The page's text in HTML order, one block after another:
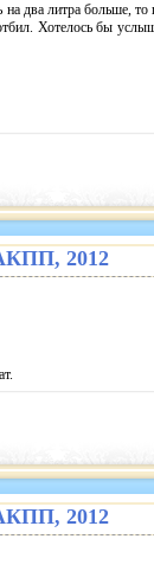
на два литра больше,
Хотелось бы
2012
2012